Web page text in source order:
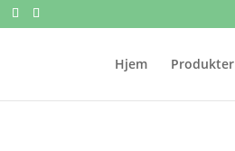
Hjem Produkter